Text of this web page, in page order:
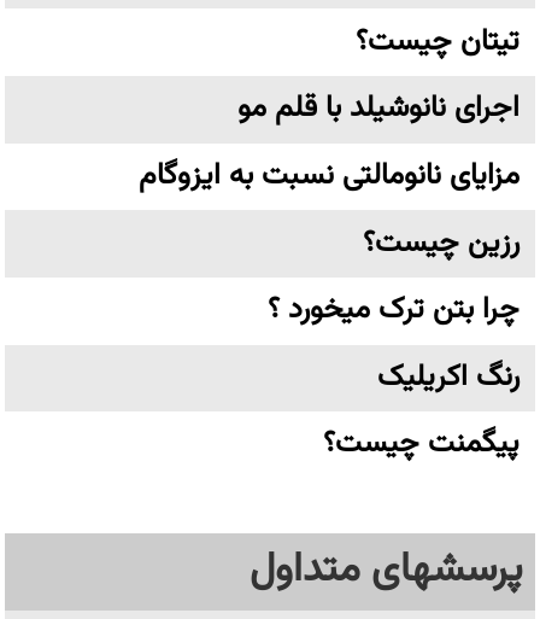
تیتان چیست؟
اجرای نانوشیلد با قلم مو
مزایای نانومالتی نسبت به ایزوگام
رزین چیست؟
چرا بتن ترک میخورد ؟
رنگ اکریلیک
پیگمنت چیست؟
پرسشهای متداول